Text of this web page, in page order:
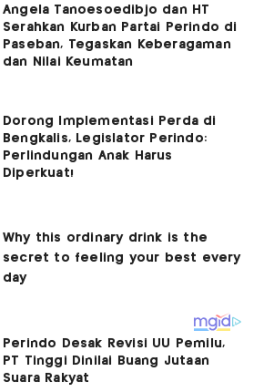
Angela Tanoesoedibjo dan HT
Serahkan Kurban Partai Perindo di
Paseban, Tegaskan Keberagaman
dan Nilai Keumatan
Dorong Implementasi Perda di
Bengkalis, Legislator Perindo:
Perlindungan Anak Harus
Diperkuat!
Perindo Desak Revisi UU Pemilu,
PT Tinggi Dinilai Buang Jutaan
Suara Rakyat